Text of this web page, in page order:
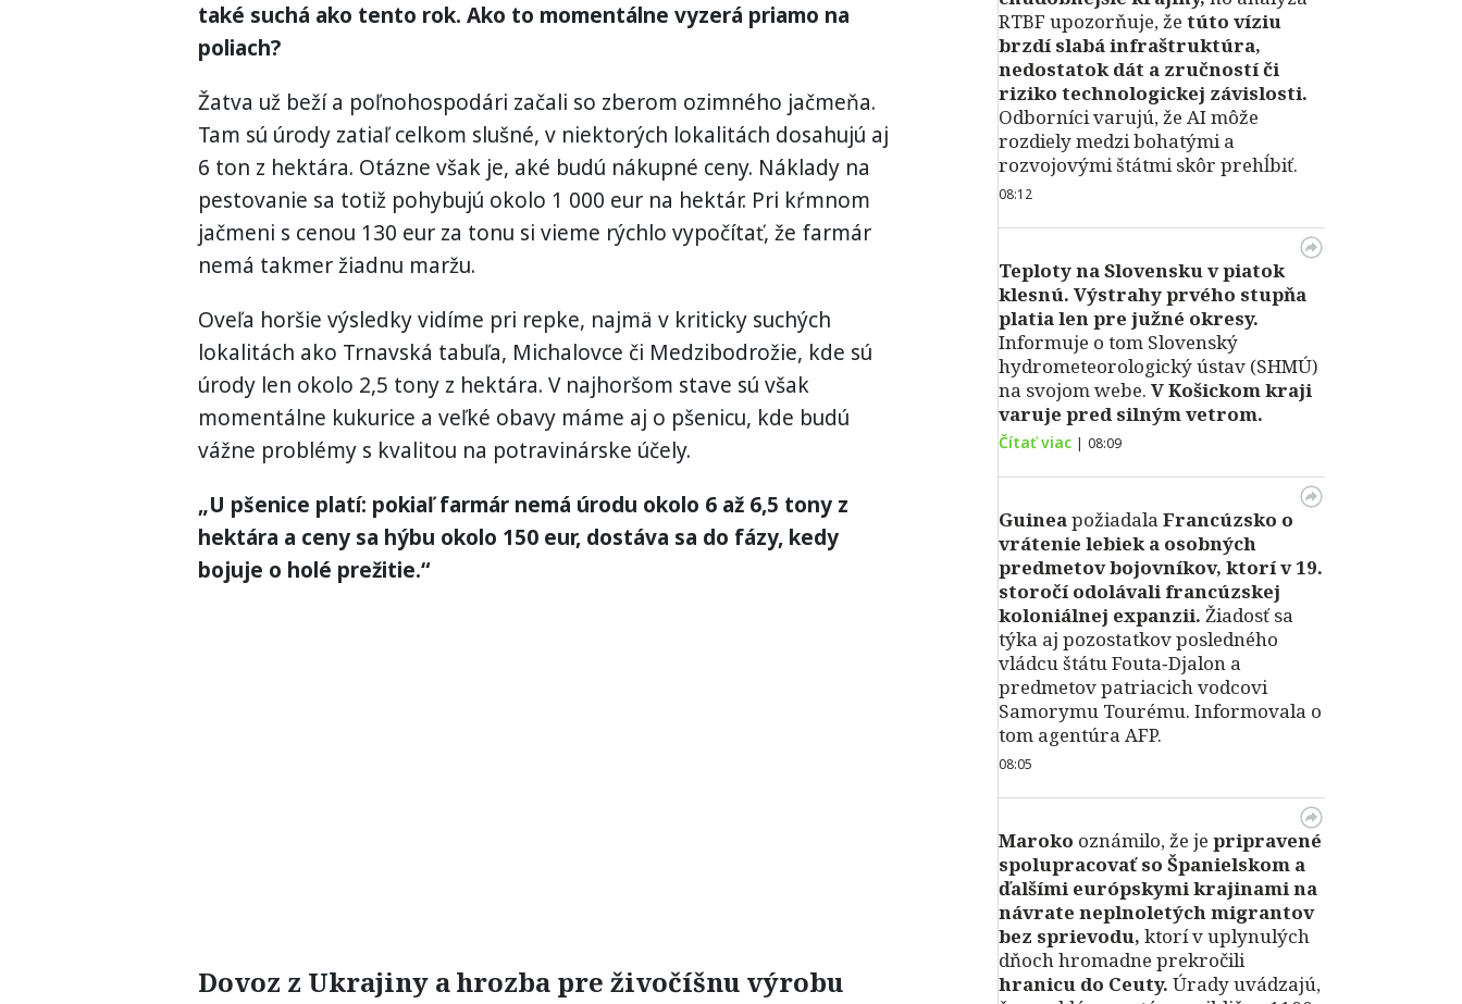
také suchá ako tento rok. Ako to momentálne vyzerá priamo na
poliach?
Žatva už beží a poľnohospodári začali so zberom ozimného jačmeňa.
Tam sú úrody zatiaľ celkom slušné, v niektorých lokalitách dosahujú aj
6 ton z hektára. Otázne však je, aké budú nákupné ceny. Náklady na
pestovanie sa totiž pohybujú okolo 1 000 eur na hektár. Pri kŕmnom
jačmeni s cenou 130 eur za tonu si vieme rýchlo vypočítať, že farmár
nemá takmer žiadnu maržu.
Oveľa horšie výsledky vidíme pri repke, najmä v kriticky suchých
lokalitách ako Trnavská tabuľa, Michalovce či Medzibodrožie, kde sú
úrody len okolo 2,5 tony z hektára. V najhoršom stave sú však
momentálne kukurice a veľké obavy máme aj o pšenicu, kde budú
vážne problémy s kvalitou na potravinárske účely.
„U pšenice platí: pokiaľ farmár nemá úrodu okolo 6 až 6,5 tony z
hektára a ceny sa hýbu okolo 150 eur, dostáva sa do fázy, kedy
bojuje o holé prežitie.“
Dovoz z Ukrajiny a hrozba pre živočíšnu výrobu
RTBF upozorňuje, že túto víziu
brzdí slabá infraštruktúra,
nedostatok dát a zručností či
riziko technologickej závislosti.
Odborníci varujú, že AI môže
rozdiely medzi bohatými a
rozvojovými štátmi skôr prehĺbiť.
08:12
Teploty na Slovensku v piatok
klesnú. Výstrahy prvého stupňa
platia len pre južné okresy.
Informuje o tom Slovenský
hydrometeorologický ústav (SHMÚ)
na svojom webe. V Košickom kraji
varuje pred silným vetrom.
Čítať viac | 08:09
Guineapožiadala Francúzsko o
vrátenie lebiek a osobných
predmetov bojovníkov, ktorí v 19.
storočí odolávali francúzskej
koloniálnej expanzii. Žiadosť sa
týka aj pozostatkov posledného
vládcu štátu Fouta‑Djalon a
predmetov patriacich vodcovi
Samorymu Tourému. Informovala o
tom agentúra AFP.
08:05
Maroko oznámilo, že je pripravené
spolupracovať so Španielskom a
ďalšími európskymi krajinami na
návrate neplnoletých migrantov
bez sprievodu, ktorí v uplynulých
dňoch hromadne prekročili
hranicu do Ceuty. Úrady uvádzajú,